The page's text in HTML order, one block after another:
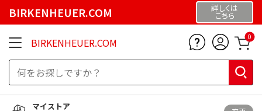
BIRKENHEUER.COM 詳しくは
こちら
BIRKENHEUER.COM 0
マイストア